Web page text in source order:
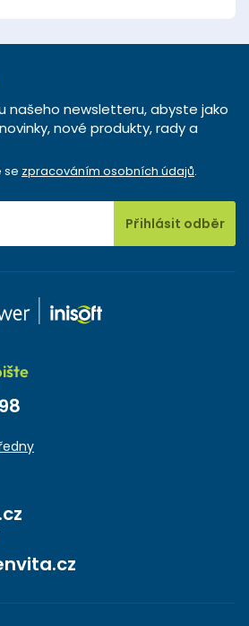
našeho newsletteru, abyste jako
nové produkty, rady a
se zpracováním osobních údajů.
Přihlásit odběr